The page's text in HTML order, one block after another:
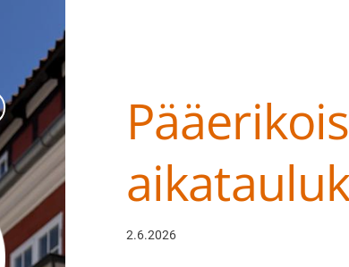
Haku
Suomen Tanskalais-ruotsalaiset
2.6.2026